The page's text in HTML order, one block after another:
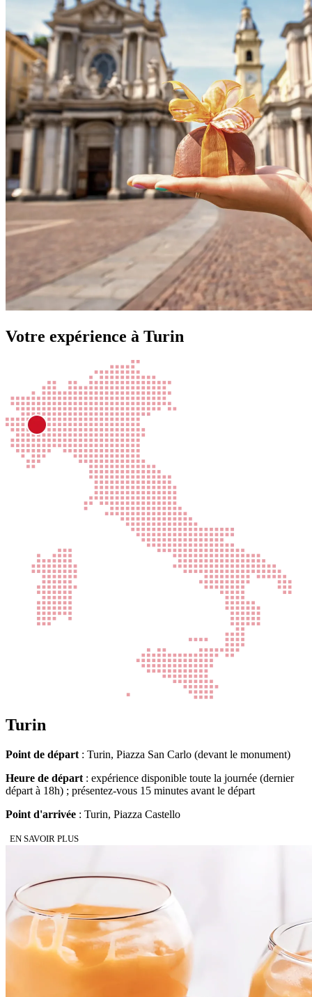
Votre expérience à Turin
Turin
Point de départ : Turin, Piazza San Carlo (devant le monument)
Heure de départ : expérience disponible toute la journée (dernier
départ à 18h) ; présentez-vous 15 minutes avant le départ
Point d'arrivée : Turin, Piazza Castello
EN SAVOIR PLUS